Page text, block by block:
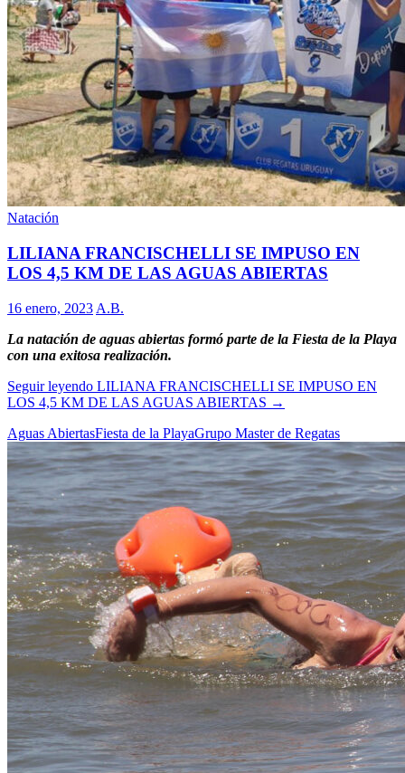
Natación
LILIANA FRANCISCHELLI SE IMPUSO EN
LOS 4,5 KM DE LAS AGUAS ABIERTAS
16 enero, 2023 A.B.
La natación de aguas abiertas formó parte de la Fiesta de la Playa
con una exitosa realización.
Seguir leyendo LILIANA FRANCISCHELLI SE IMPUSO EN
LOS 4,5 KM DE LAS AGUAS ABIERTAS →
Aguas AbiertasFiesta de la PlayaGrupo Master de Regatas